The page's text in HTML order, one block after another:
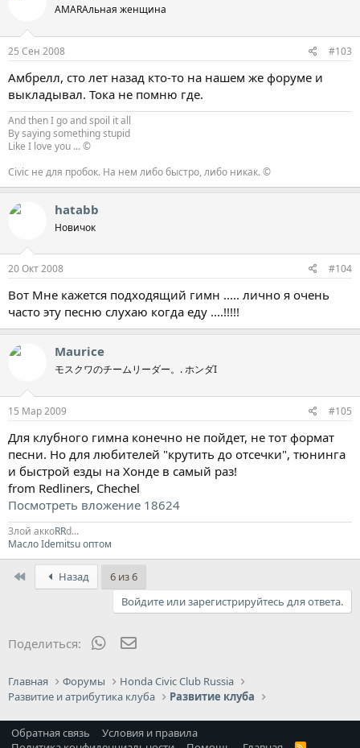
AMARAльная женщина
25 Сен 2008 #103
Амбрелл, сто лет назад кто-то на нашем же форуме и
выкладывал. Тока не помню где.
And then I go and spoil it all
By saying something stupid
Like I love you ... ©
Civic не для пробок. На нем либо быстро, либо никак. ©
hatabb
Новичок
20 Окт 2008 #104
Вот Мне кажется подходящий гимн ..... лично я очень
часто эту песню слухаю когда еду ....!!!!!
Maurice
モスクワのチームリーダー。. ホンダI
15 Мар 2009 #105
Для клубного гимна конечно не пойдет, не тот формат
песни. Но для любителей "крутить до отсечки", тюнинга
и быстрой езды на Хонде в самый раз!
from Redliners, Chechel
Посмотреть вложение 18624
Злой аккоRRd...
Масло Idemitsu оптом
Назад
6 из 6
Войдите или зарегистрируйтесь для ответа.
Поделиться: WhatsApp
Главная Форумы
Honda Civic Club Russia
Развитие и атрибутика клуба
Развитие клуба
Обратная связь
Условия и правила